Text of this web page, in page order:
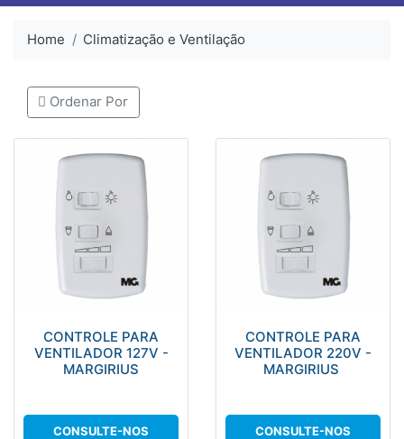
Home Climatização e Ventilação
Ordenar Por
CONTROLE PARA
VENTILADOR 127V -
MARGIRIUS
CONSULTE-NOS
CONTROLE PARA
VENTILADOR 220V -
MARGIRIUS
CONSULTE-NOS